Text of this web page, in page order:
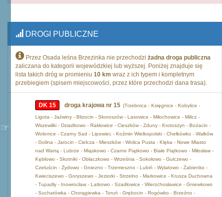
DROGI PUBLICZNE
Przez Osada leśna Brzezinka nie przechodzi żadna droga publiczna
zaliczana do kategorii wojewódzkiej lub wyższej. Poniżej znajduje się
lista takich dróg w promieniu 10 km wraz z ich typem i kompletnym
przebiegiem (spisem miejscowości, przez które przechodzi dana trasa).
DK 15 droga krajowa nr 15 (Trzebnica - Księgnice - Kobylice -
Ligota - Jaźwiny - Blizocin - Skoroszów - Lasowice - Miłochowice - Milicz -
Wszewilki - Dziadkowo - Rakłowice - Cieszków - Zduny - Krotoszyn - Bożacin -
Wolenice - Czarny Sad - Lipowiec - Koźmin Wielkopolski - Chełkówko - Wałków
- Golina - Jarocin - Cielcza - Mieszków - Wolica Pusta - Klęka - Nowe Miasto
nad Wartą - Lubrze - Miąskowo - Czarne Piątkowo - Białe Piątkowo - Miłosław -
Kębłowo - Skotniki - Obłaczkowo - Września - Sokołowo - Gulczewo -
Czeluścin - Żydowo - Gniezno - Trzemeszno - Lubiń - Wylatowo - Żabienko -
Kwieciszewo - Goryszewo - Jeziorki - Strzelno - Markowice - Krusza Duchowna
- Tupadły - Inowrocław - Latkowo - Szadłowice - Wierzchosławice - Gniewkowo
- Suchatówka - Chorągiewka - Toruń - Grębocin - Rogówko - Brzeźno -